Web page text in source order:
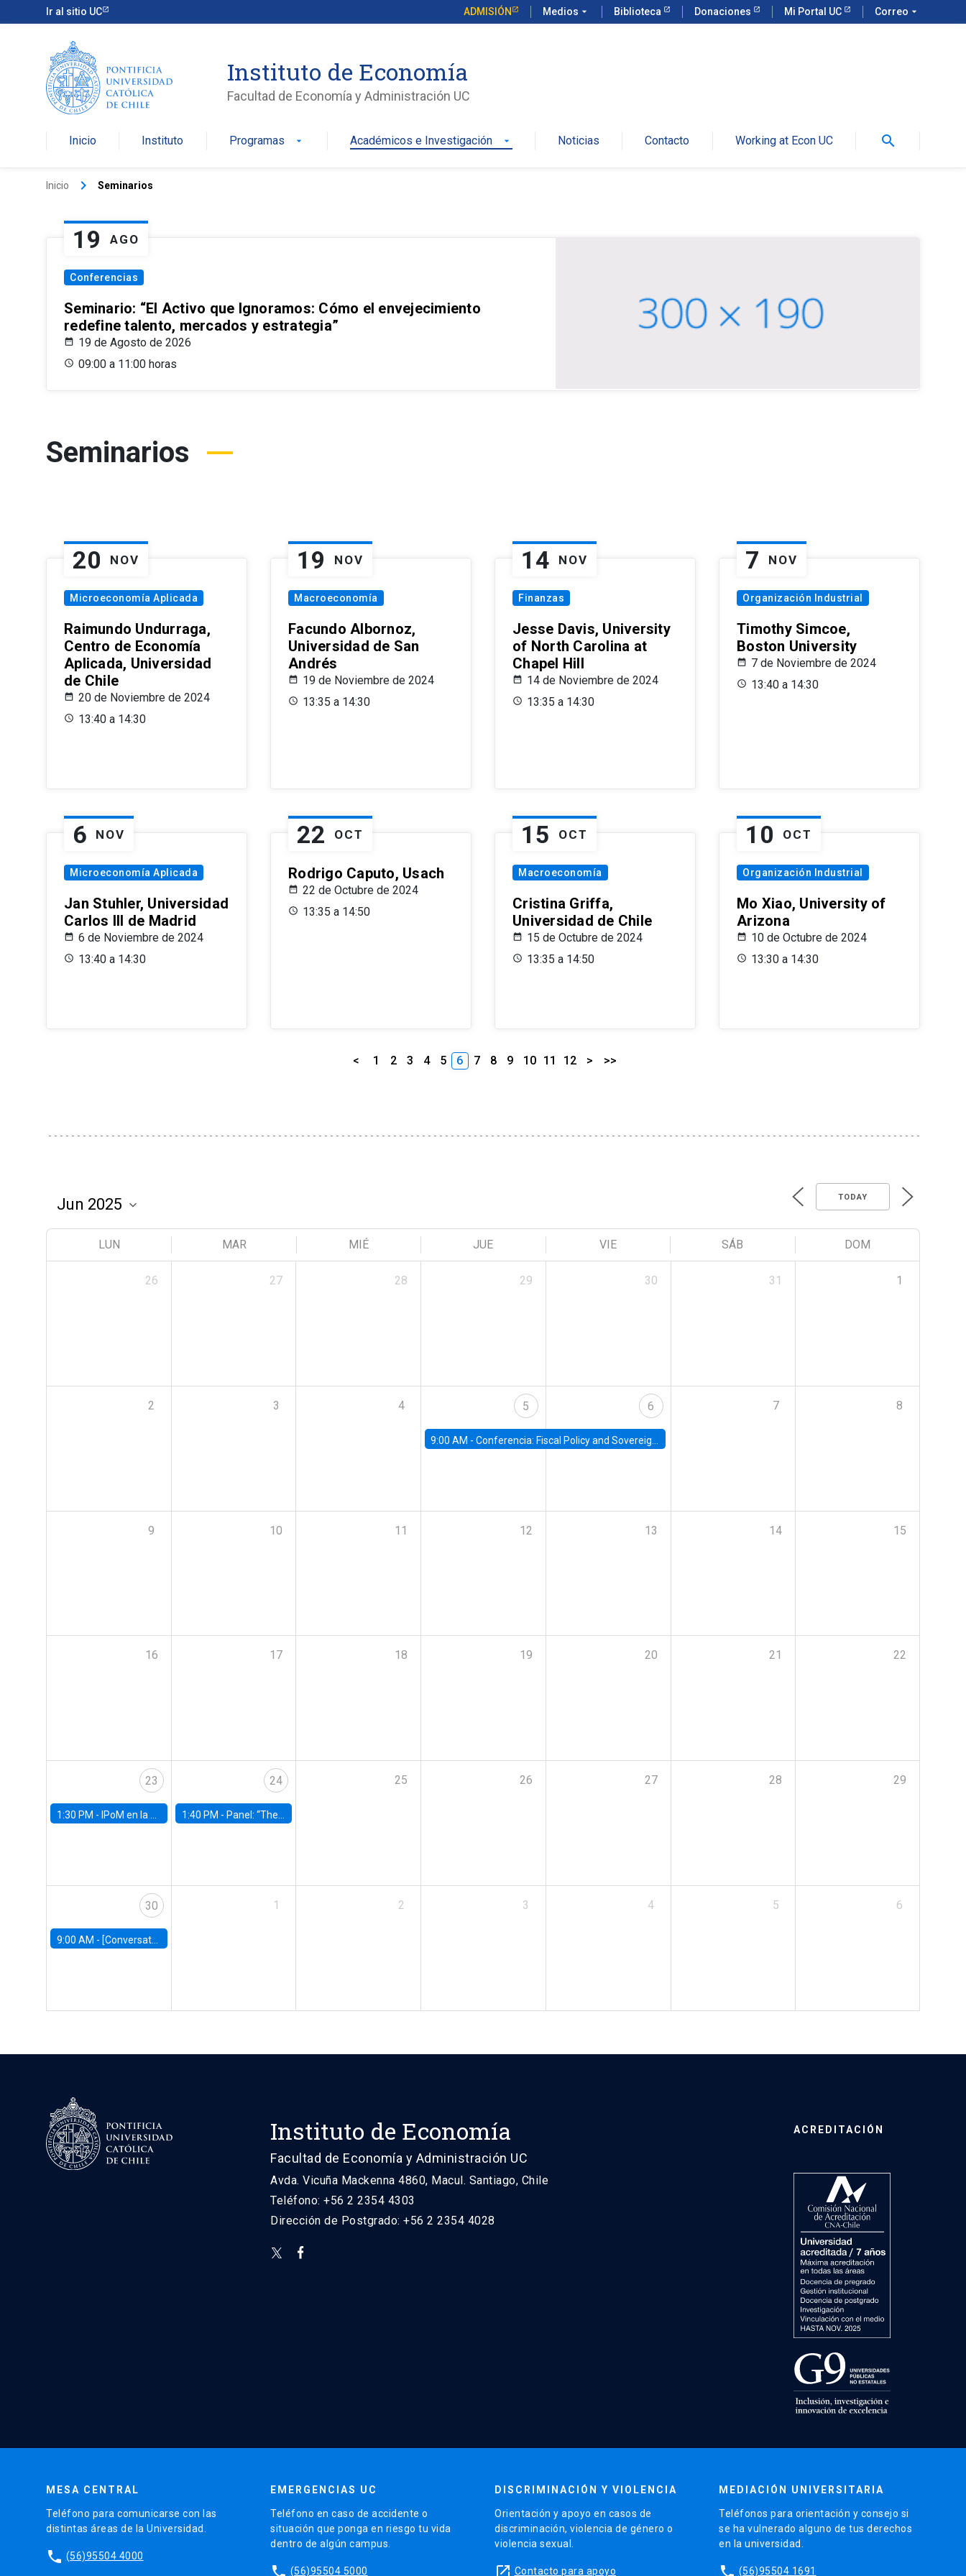
Ir al sitio UC ADMISIÓN Medios arrow_drop_down Biblioteca Donaciones Mi Portal UC Correo arrow_drop_down
Instituto de Economía
Facultad de Economía y Administración UC
Inicio Instituto Programas arrow_drop_down Académicos e Investigación arrow_drop_down Noticias Contacto Working at Econ UC search
Inicio keyboard_arrow_right Seminarios
19 AGO
Conferencias
Seminario: “El Activo que Ignoramos: Cómo el envejecimiento
redefine talento, mercados y estrategia”
19 de Agosto de 2026
09:00 a 11:00 horas
Seminarios
20 NOV
Microeconomía Aplicada
Raimundo Undurraga,
Centro de Economía
Aplicada, Universidad
de Chile
20 de Noviembre de 2024
13:40 a 14:30
19 NOV
Macroeconomía
Facundo Albornoz,
Universidad de San
Andrés
19 de Noviembre de 2024
13:35 a 14:30
14 NOV
Finanzas
Jesse Davis, University
of North Carolina at
Chapel Hill
14 de Noviembre de 2024
13:35 a 14:30
7 NOV
Organización Industrial
Timothy Simcoe,
Boston University
7 de Noviembre de 2024
13:40 a 14:30
6 NOV
Microeconomía Aplicada
Jan Stuhler, Universidad
Carlos III de Madrid
6 de Noviembre de 2024
13:40 a 14:30
22 OCT
Rodrigo Caputo, Usach
22 de Octubre de 2024
13:35 a 14:50
15 OCT
Macroeconomía
Cristina Griffa,
Universidad de Chile
15 de Octubre de 2024
13:35 a 14:50
10 OCT
Organización Industrial
Mo Xiao, University of
Arizona
10 de Octubre de 2024
13:30 a 14:30
< 1 2 3 4 5 6 7 8 9 10 11 12 > >>
TODAY
LUN MAR MIÉ JUE VIE SÁB DOM
26 27 28 29 30 31 1
2 3 4 5
9:00 AM -Conferencia: Fiscal Policy and Sovereign Debt
6 7 8
9 10 11 12 13 14 15
16 17 18 19 20 21 22
23
1:30 PM - IPoM en la Facultad
24
1:40 PM - Panel: “The Economic Burden of Mental Health in Children and Adolescents: Why Expanding Access Matters”
25 26 27 28 29
30
9:00 AM - [Conversatorio] El futuro de Chile: Visiones para reactivar el crecimiento
1 2 3 4 5 6
Instituto de Economía
Facultad de Economía y Administración UC
Avda. Vicuña Mackenna 4860, Macul. Santiago, Chile
Teléfono: +56 2 2354 4303
Dirección de Postgrado: +56 2 2354 4028
ACREDITACIÓN
MESA CENTRAL
Teléfono para comunicarse con las
distintas áreas de la Universidad.
phone (56)95504 4000
EMERGENCIAS UC
Teléfono en caso de accidente o
situación que ponga en riesgo tu vida
dentro de algún campus.
phone (56)95504 5000
DISCRIMINACIÓN Y VIOLENCIA
Orientación y apoyo en casos de
discriminación, violencia de género o
violencia sexual.
launch Contacto para apoyo
MEDIACIÓN UNIVERSITARIA
Teléfonos para orientación y consejo si
se ha vulnerado alguno de tus derechos
en la universidad.
phone (56)95504 1691